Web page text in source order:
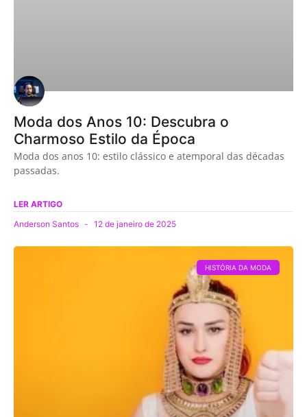
Moda dos Anos 10: Descubra o
Charmoso Estilo da Época
Moda dos anos 10: estilo clássico e atemporal das décadas
passadas.
LER ARTIGO
Anderson Santos
12 de janeiro de 2025
HISTÓRIA DA MODA